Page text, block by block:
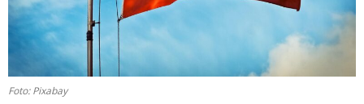
Foto: Pixabay